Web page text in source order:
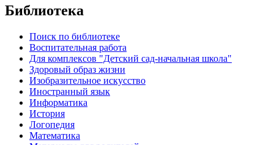
Библиотека
Поиск по библиотеке
Воспитательная работа
Для комплексов "Детский сад-начальная школа"
Здоровый образ жизни
Изобразительное искусство
Иностранный язык
Информатика
История
Логопедия
Математика